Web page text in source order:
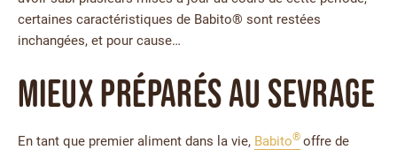
certaines caractéristiques de Babito® sont restées
inchangées, et pour cause…
Mieux préparés au sevrage
En tant que premier aliment dans la vie, Babito® offre de